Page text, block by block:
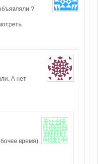
?
А нет
время).